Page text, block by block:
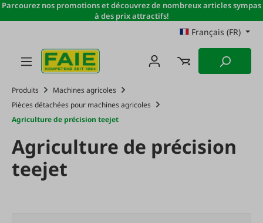
Passer au contenu principal
Parcourez nos promotions et découvrez de nombreux articles sympas
à des prix attractifs!
Français (FR)
Produits
Machines agricoles
Pièces détachées pour machines agricoles
Agriculture de précision teejet
Agriculture de précision
teejet